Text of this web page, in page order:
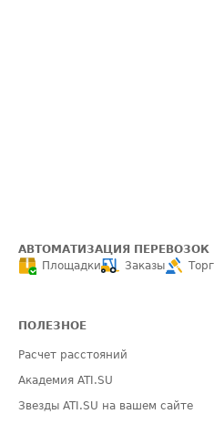
АВТОМАТИЗАЦИЯ ПЕРЕВОЗОК
Площадки
Заказы
ПОЛЕЗНОЕ
Расчет расстояний
Академия ATI.SU
Звезды ATI.SU на вашем сайте